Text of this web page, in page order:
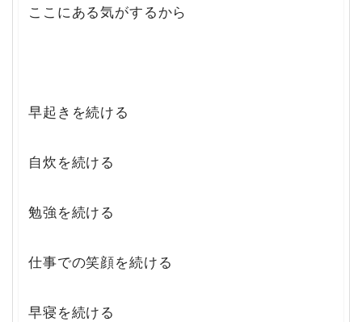
ここにある気がするから
早起きを続ける
自炊を続ける
勉強を続ける
仕事での笑顔を続ける
早寝を続ける